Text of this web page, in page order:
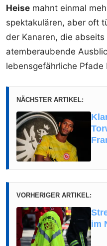
Heise mahnt einmal
spektakulären, aber oft
der Kanaren, die
atemberaubende
lebensgefährliche Pfade
NÄCHSTER ARTIKEL:
VORHERIGER ARTIKEL:
im